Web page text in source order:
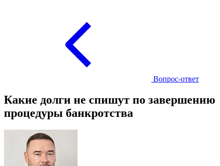
Вопрос-ответ
Какие долги не спишут по завершению
процедуры банкротства